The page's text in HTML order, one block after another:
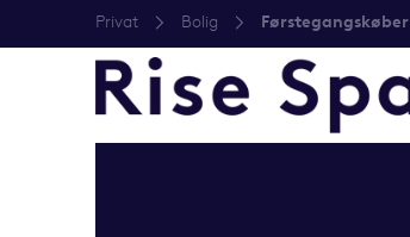
Privat Bolig Førstegangskøber